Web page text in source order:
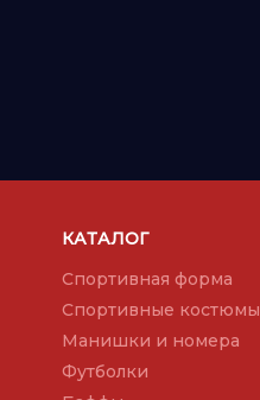
КАТАЛОГ
Спортивная форма
Спортивные костюмы
Манишки и номера
Футболки